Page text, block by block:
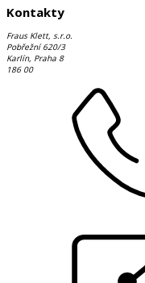
Kontakty
Fraus Klett, s.r.o.
Pobřežní 620/3
Karlín, Praha 8
186 00